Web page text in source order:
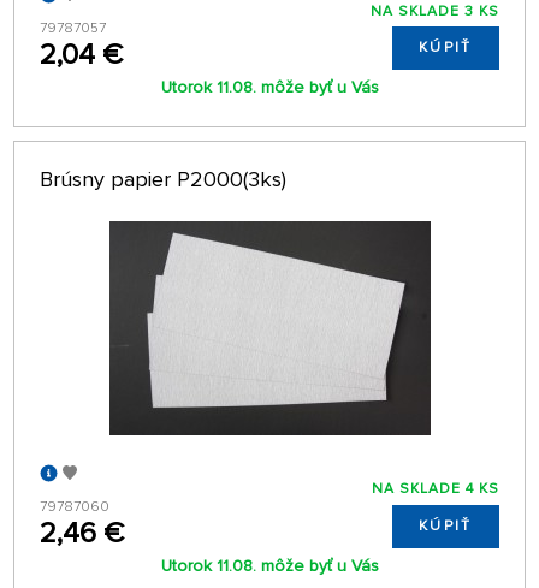
79787057
2,04 €
NA SKLADE 3 KS
KÚPIŤ
Utorok 11.08. môže byť u Vás
Brúsny papier P2000(3ks)
79787060
2,46 €
NA SKLADE 4 KS
KÚPIŤ
Utorok 11.08. môže byť u Vás